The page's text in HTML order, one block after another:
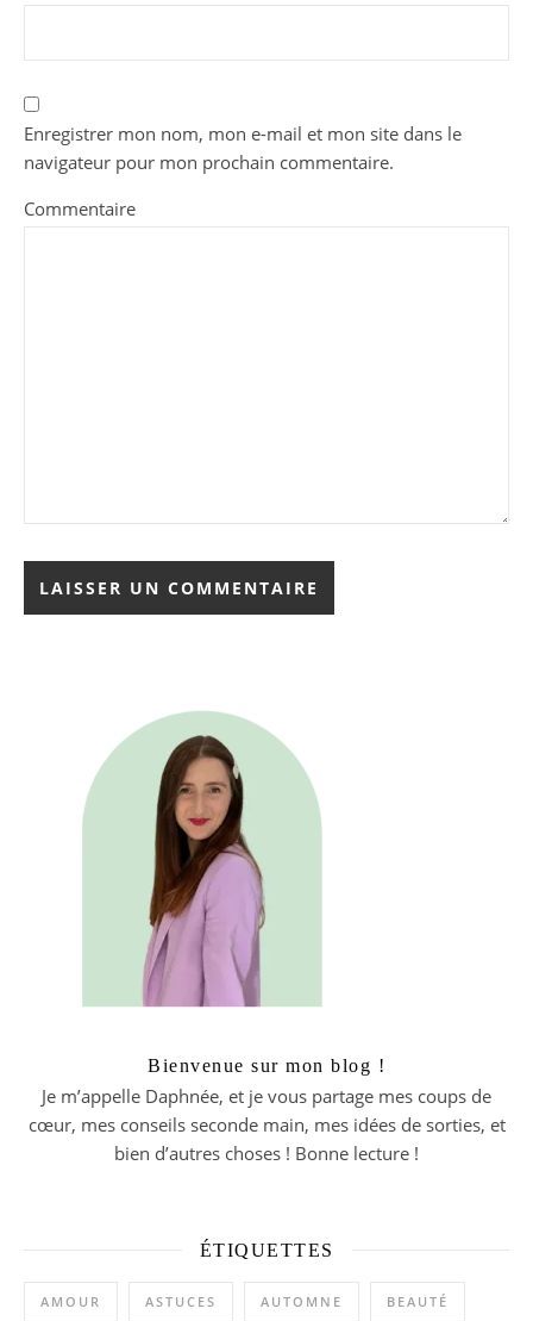
Enregistrer mon nom, mon e-mail et mon site dans le
navigateur pour mon prochain commentaire.
Commentaire
Bienvenue sur mon blog !
Je m’appelle Daphnée, et je vous partage mes coups de
cœur, mes conseils seconde main, mes idées de sorties, et
bien d’autres choses ! Bonne lecture !
ÉTIQUETTES
AMOUR ASTUCES AUTOMNE BEAUTÉ